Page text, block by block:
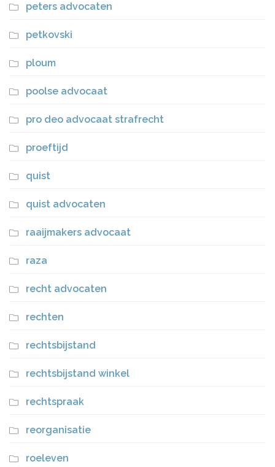
peters advocaten
petkovski
ploum
poolse advocaat
pro deo advocaat strafrecht
proeftijd
quist
quist advocaten
raaijmakers advocaat
raza
recht advocaten
rechten
rechtsbijstand
rechtsbijstand winkel
rechtspraak
reorganisatie
roeleven